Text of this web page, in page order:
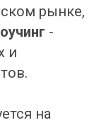
рынке,
-
и
на